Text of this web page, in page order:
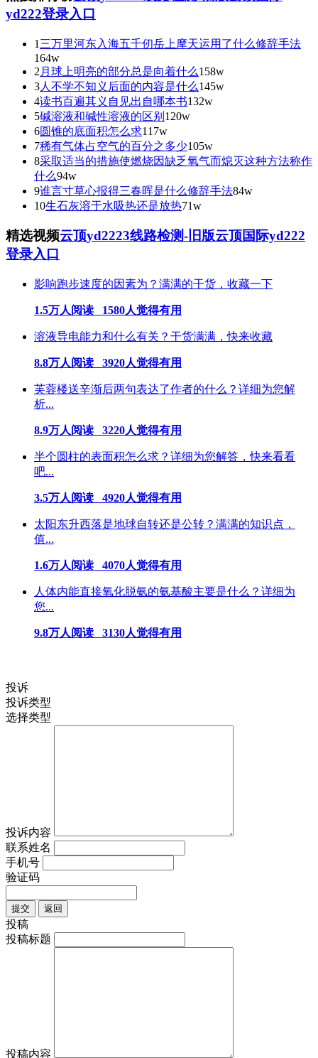
yd222登录入口
1 三万里河东入海五千仞岳上摩天运用了什么修辞手法
164w
2 月球上明亮的部分总是向着什么158w
3人不学不知义后面的内容是什么145w
4读书百遍其义自见出自哪本书132w
5碱溶液和碱性溶液的区别 120w
6圆锥的底面积怎么求117w
7稀有气体占空气的百分之多少105w
8采取适当的措施使燃烧因缺乏氧气而熄灭这种方法称作
什么94w
9谁言寸草心报得三春晖是什么修辞手法84w
10生石灰溶于水吸热还是放热71w
精选视频云顶yd2223线路检测-旧版云顶国际yd222
登录入口
影响跑步速度的因素为？满满的干货，收藏一下
1.5万人阅读 1580人觉得有用
溶液导电能力和什么有关？干货满满，快来收藏
8.8万人阅读 3920人觉得有用
芙蓉楼送辛渐后两句表达了作者的什么？详细为您解
析...
8.9万人阅读 3220人觉得有用
半个圆柱的表面积怎么求？详细为您解答，快来看看
吧...
3.5万人阅读 4920人觉得有用
太阳东升西落是地球自转还是公转？满满的知识点，
值...
1.6万人阅读 4070人觉得有用
人体内能直接氧化脱氨的氨基酸主要是什么？详细为
您...
9.8万人阅读 3130人觉得有用
投诉
投诉类型
选择类型
投诉内容
联系姓名
手机号
验证码
提交 返回
投稿
投稿标题
投稿内容